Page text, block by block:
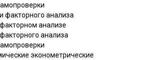
факторного анализа
анализе
анализа
эконометрические